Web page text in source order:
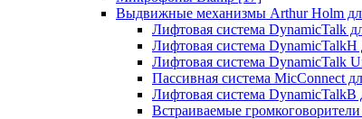
Выдвижные механизмы Arthur Holm
Лифтовая система DynamicTalk
Лифтовая система
Лифтовая система DynamicTalk
Пассивная система MicConnect
Лифтовая система DynamicTalkB
Встраиваемые